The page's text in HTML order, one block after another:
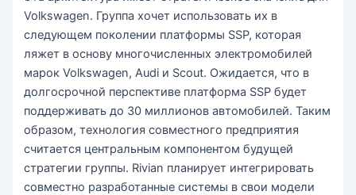
Volkswagen. Группа хочет использовать их в
следующем поколении платформы SSP, которая
ляжет в основу многочисленных электромобилей
марок Volkswagen, Audi и Scout. Ожидается, что в
долгосрочной перспективе платформа SSP будет
поддерживать до 30 миллионов автомобилей. Таким
образом, технология совместного предприятия
считается центральным компонентом будущей
стратегии группы. Rivian планирует интегрировать
совместно разработанные системы в свои модели